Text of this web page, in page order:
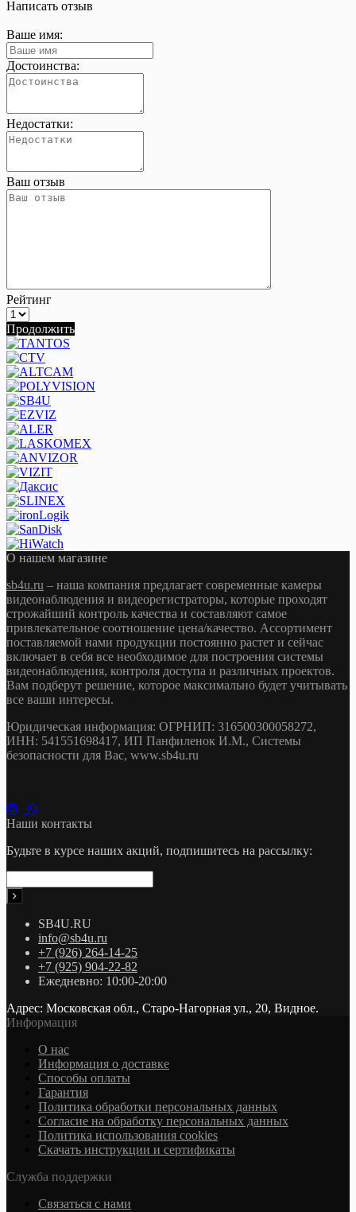
Написать отзыв
Ваше имя:
Достоинства:
Недостатки:
Ваш отзыв
Рейтинг
Продолжить
О нашем магазине
sb4u.ru – наша компания предлагает современные камеры
видеонаблюдения и видеорегистраторы, которые проходят
строжайший контроль качества и составляют самое
привлекательное соотношение цена/качество. Ассортимент
поставляемой нами продукции постоянно растет и сейчас
включает в себя все необходимое для построения системы
видеонаблюдения, контроля доступа и различных проектов.
Вам подберут решение, которое максимально будет учитывать
все ваши интересы.
Юридическая информация: ОГРНИП: 316500300058272,
ИНН: 541551698417, ИП Панфиленок И.М., Системы
безопасности для Вас, www.sb4u.ru
Наши контакты
Будьте в курсе наших акций, подпишитесь на рассылку:
SB4U.RU
info@sb4u.ru
+7 (926) 264-14-25
+7 (925) 904-22-82
Ежедневно: 10:00-20:00
Адрес: Московская обл., Старо-Нагорная ул., 20, Видное.
Информация
О нас
Информация о доставке
Cпособы оплаты
Гарантия
Политика обработки персональных данных
Согласие на обработку персональных данных
Политика использования cookies
Скачать инструкции и сертификаты
Служба поддержки
Связаться с нами